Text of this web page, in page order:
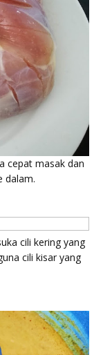
cepat masak dan
dalam.
cili kering yang
cili kisar yang